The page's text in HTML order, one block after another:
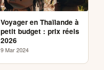
Voyager en Thaïlande à
petit budget : prix réels
2026
9 Mar 2024